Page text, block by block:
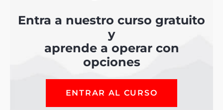
Entra a nuestro curso gratuito
y
aprende a operar con
opciones
ENTRAR AL CURSO